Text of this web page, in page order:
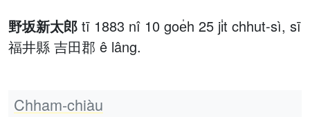
野坂新太郎 tī 1883 nî 10 goe̍h 25 ji̍t chhut-sì, sī
福井縣 吉田郡 ê lâng.
Chham-chiàu